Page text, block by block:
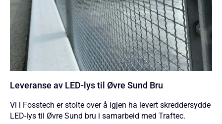
Leveranse av LED-lys til Øvre Sund Bru
Vi i Fosstech er stolte over å igjen ha levert skreddersydde
LED-lys til Øvre Sund bru i samarbeid med Traftec.